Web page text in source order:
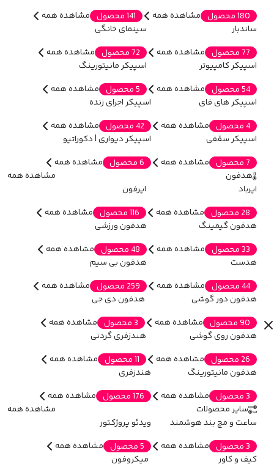
180 محصول
مشاهده همه
141 محصول
مشاهده همه
ساندبار
77 محصول
مشاهده همه
سینمای خانگی
72 محصول
مشاهده همه
اسپیکر کامپیوتر
54 محصول
مشاهده همه
اسپیکر مانیتورینگ
5 محصول
مشاهده همه
اسپیکر های فای
4 محصول
مشاهده همه
اسپیکر اجرای زنده
42 محصول
مشاهده همه
اسپیکر سقفی
7 محصول
مشاهده همه
اسپیکر دیواری | دکوراتیو
6 محصول
مشاهده همه
هدفون
مشاهده همه
ایرباد
28 محصول
مشاهده همه
ایرفون
116 محصول
مشاهده همه
هدفون گیمینگ
33 محصول
مشاهده همه
هدفون ورزشی
48 محصول
مشاهده همه
هدست
44 محصول
مشاهده همه
هدفون بی سیم
259 محصول
مشاهده همه
هدفون دور گوشی
90 محصول
مشاهده همه
هدفون دی جی
3 محصول
مشاهده همه
هدفون روی گوشی
26 محصول
مشاهده همه
هندزفری گردنی
11 محصول
مشاهده همه
هدفون مانیتورینگ
3 محصول
مشاهده همه
هندزفری
176 محصول
مشاهده همه
سایر محصولات
مشاهده همه
ساعت و مچ بند هوشمند
3 محصول
مشاهده همه
ویدئو پروژکتور
5 محصول
مشاهده همه
کیف و کاور
میکروفون